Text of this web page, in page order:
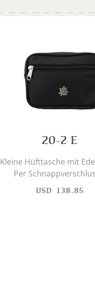
20-2 E
Kleine Hüfttasche mit
Per
USD 138.85